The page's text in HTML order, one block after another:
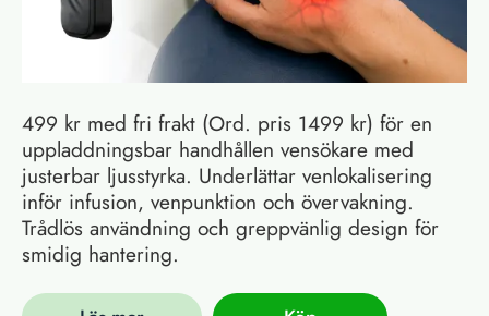
499 kr med fri frakt (Ord. pris 1499 kr) för en
uppladdningsbar handhållen vensökare med
justerbar ljusstyrka. Underlättar venlokalisering
inför infusion, venpunktion och övervakning.
Trådlös användning och greppvänlig design för
smidig hantering.